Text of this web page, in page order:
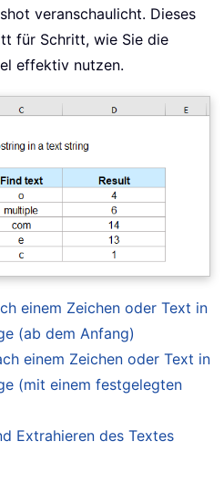
veranschaulicht. Dieses
für Schritt, wie Sie die
effektiv nutzen.
einem Zeichen oder Text in
(ab dem Anfang)
einem Zeichen oder Text in
(mit einem festgelegten
Extrahieren des Textes